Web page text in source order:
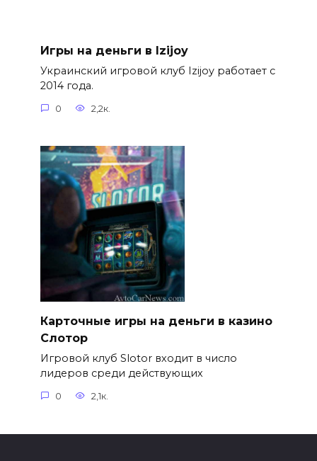
Игры на деньги в Izijoy
Украинский игровой клуб Izijoy работает с
2014 года.
0 2,2к.
Карточные игры на деньги в казино
Слотор
Игровой клуб Slotor входит в число
лидеров среди действующих
0 2,1к.